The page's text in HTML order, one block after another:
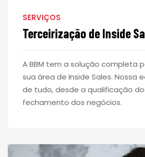
SERVIÇOS
Terceirização de Inside
A BBM tem a solução completa
sua área de Inside Sales. Nossa
de tudo, desde a qualificação
fechamento dos negócios.